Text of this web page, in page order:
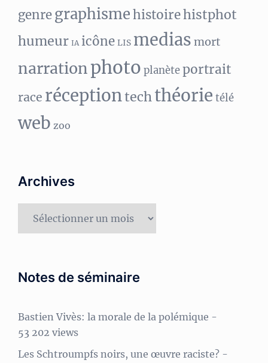
genregraphismehistoirehistphot
humeur IA icône LIS medias mort
narrationphoto planèteportrait
race réceptiontechthéorie télé
web zoo
Archives
Archives
Notes de séminaire
Bastien Vivès: la morale de la polémique -
53 202 views
Les Schtroumpfs noirs, une œuvre raciste? -